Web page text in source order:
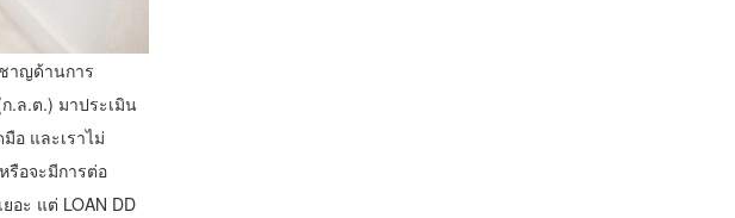
าญด้านการ
.ล.ต.) มาประเมิน
อ และเราไม่
รือจะมีการต่อ
ะ แต่ LOAN DD